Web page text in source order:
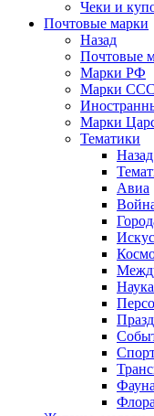
Чеки и
Почтовые марки
Назад
Почтовые
Марки РФ
Марки
Марки
Тематики
Назад
Авиа
Фауна
Флора